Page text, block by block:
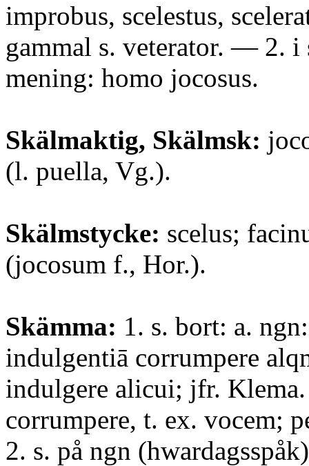
improbus, scelestus,
gammal s. veterator. — 2. i
mening: homo jocosus.
Skälmaktig, Skälmsk:
(l. puella, Vg.).
Skälmstycke: scelus;
(jocosum f., Hor.).
Skämma: 1. s. bort: a.
indulgentiā corrumpere
indulgere alicui; jfr.
corrumpere, t. ex. vocem;
2. s. på ngn